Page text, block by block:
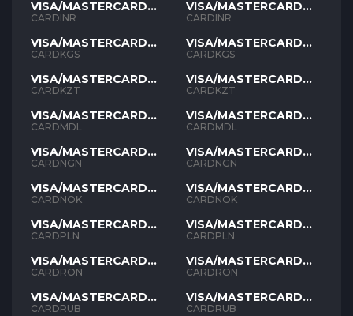
VISA/MASTERCARD
INR
CARDINR
VISA/MASTERCARD
KGS
CARDKGS
VISA/MASTERCARD
KZT
CARDKZT
VISA/MASTERCARD
MDL
CARDMDL
VISA/MASTERCARD
NGN
CARDNGN
VISA/MASTERCARD
NOK
CARDNOK
VISA/MASTERCARD
PLN
CARDPLN
VISA/MASTERCARD
RON
CARDRON
VISA/MASTERCARD
RUB
CARDRUB
VISA/MASTERCARD
INR
CARDINR
VISA/MASTERCARD
KGS
CARDKGS
VISA/MASTERCARD
KZT
CARDKZT
VISA/MASTERCARD
MDL
CARDMDL
VISA/MASTERCARD
NGN
CARDNGN
VISA/MASTERCARD
NOK
CARDNOK
VISA/MASTERCARD
PLN
CARDPLN
VISA/MASTERCARD
RON
CARDRON
VISA/MASTERCARD
RUB
CARDRUB